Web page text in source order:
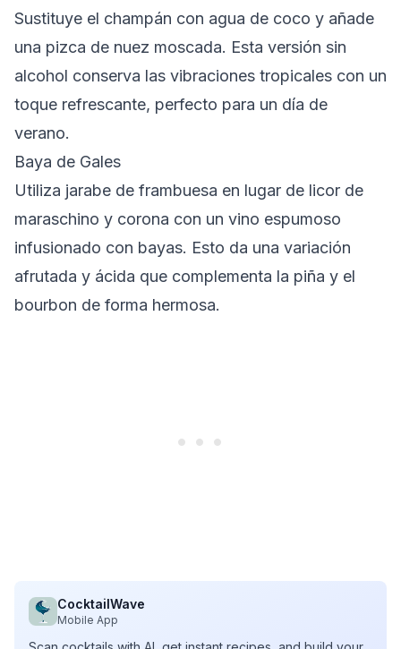
Sustituye el champán con agua de coco y añade
una pizca de nuez moscada. Esta versión sin
alcohol conserva las vibraciones tropicales con un
toque refrescante, perfecto para un día de
verano.
Baya de Gales
Utiliza jarabe de frambuesa en lugar de licor de
maraschino y corona con un vino espumoso
infusionado con bayas. Esto da una variación
afrutada y ácida que complementa la piña y el
bourbon de forma hermosa.
CocktailWave
Mobile App